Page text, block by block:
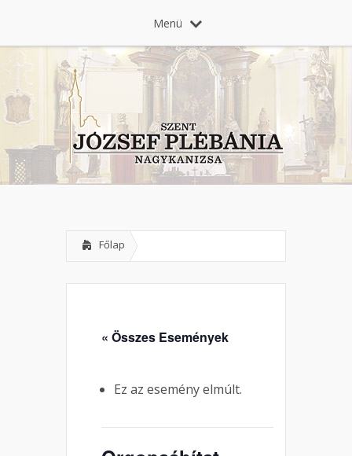
Menü
Főlap
« Összes Események
Ez az esemény elmúlt.